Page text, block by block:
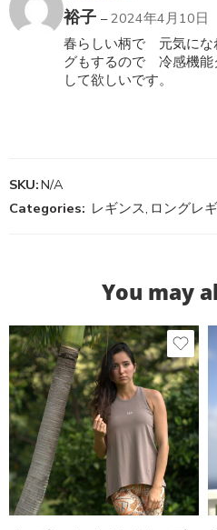
5段階中4
の評価
裕子 – 2024年4月10日
春らしい柄で 元気に
グもするので 冷感機
して欲しいです。
SKU:N/A
Categories: レギンス, ロングレ
You may